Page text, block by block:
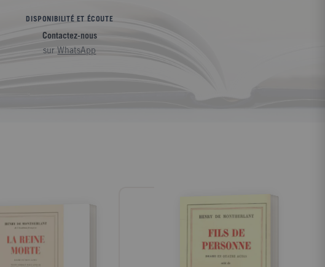
DISPONIBILITÉ ET ÉCOUTE
Contactez-nous
sur WhatsApp